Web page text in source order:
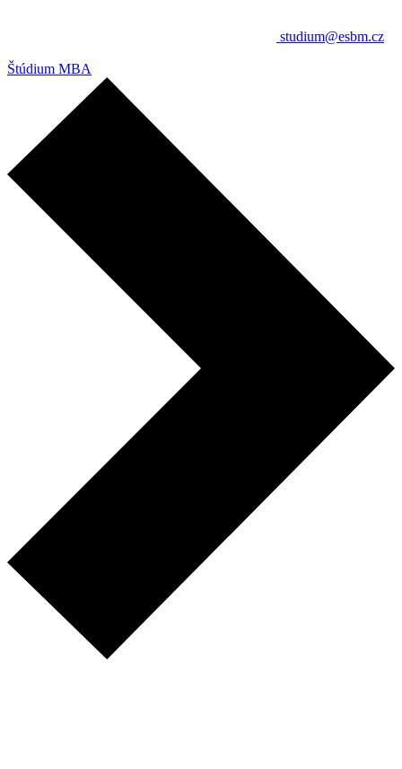
studium@esbm.cz
Štúdium MBA